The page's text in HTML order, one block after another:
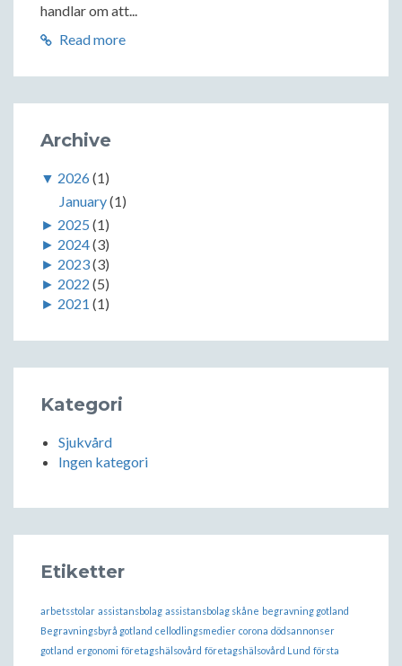
handlar om att...
Read more
Archive
▼ 2026(1)
January(1)
► 2025 (1)
► 2024(3)
► 2023(3)
► 2022 (5)
► 2021 (1)
Kategori
Sjukvård
Ingen kategori
Etiketter
arbetsstolar assistansbolag assistansbolag skåne begravning gotland
Begravningsbyrå gotland cellodlingsmedier corona dödsannonser
gotland ergonomi företagshälsovård företagshälsovård Lund första